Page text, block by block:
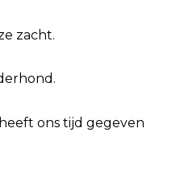
zacht.
heeft ons tijd gegeven